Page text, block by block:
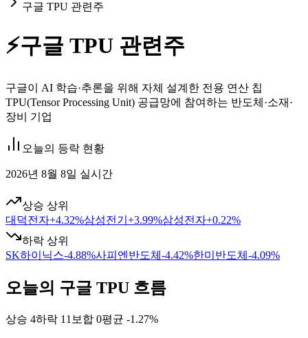
구글 TPU 관련주
⚡구글 TPU 관련주
구글이 AI 학습·추론을 위해 자체 설계한 전용 연산 칩
TPU(Tensor Processing Unit) 공급망에 참여하는 반도체·소재·
장비 기업
오늘의 등락 현황
2026년 8월 8일 실시간
상승 상위
대덕전자+4.32%삼성전기 +3.99%삼성전자+0.22%
하락 상위
SK하이닉스-4.88%사피엔반도체 -4.42%한미반도체 -4.09%
오늘의 구글 TPU 흐름
상승 4하락 11 보합 0평균 -1.27%